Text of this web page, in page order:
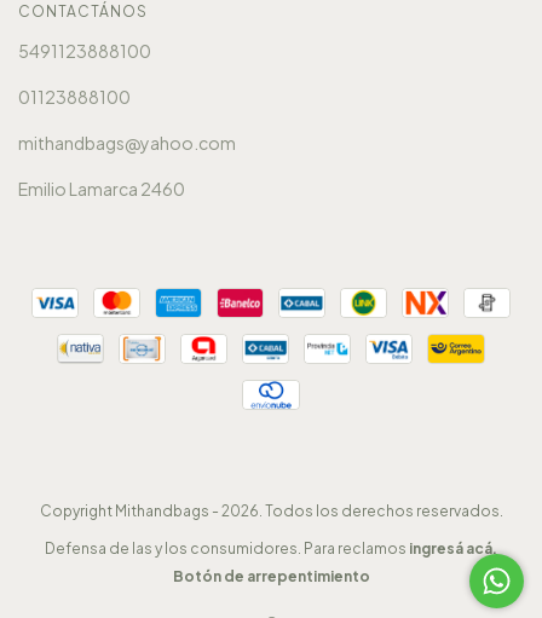
CONTACTÁNOS
5491123888100
01123888100
mithandbags@yahoo.com
Emilio Lamarca 2460
Copyright Mithandbags - 2026. Todos los derechos reservados.
Defensa de las y los consumidores. Para reclamos ingresá acá.
Botón de arrepentimiento